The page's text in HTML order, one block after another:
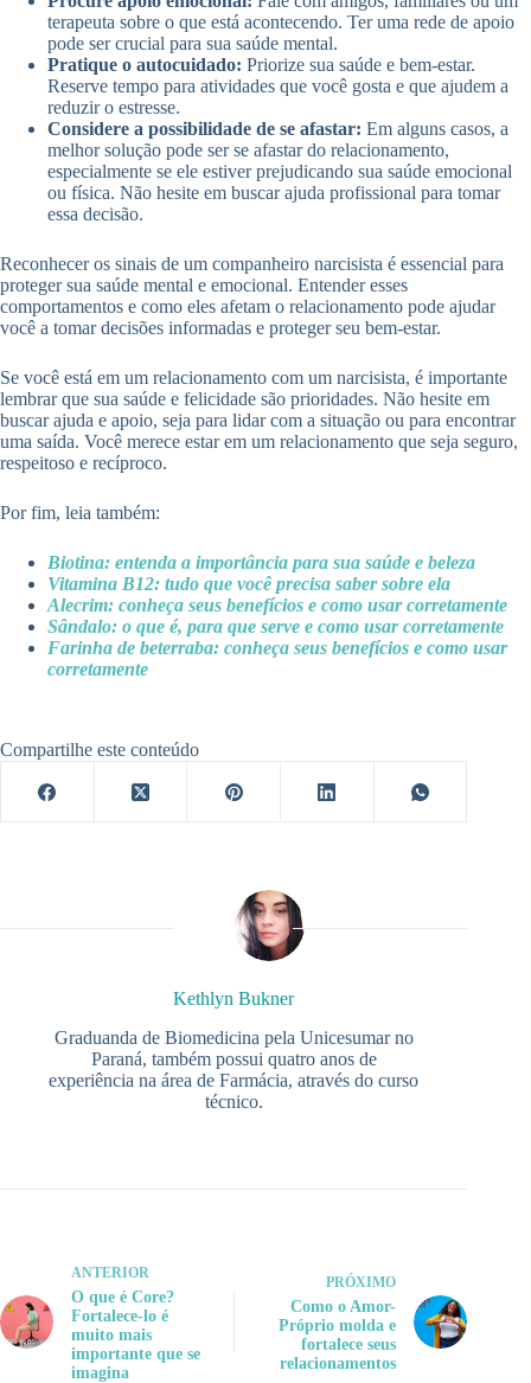
terapeuta sobre o que está acontecendo. Ter uma rede de apoio
pode ser crucial para sua saúde mental.
Pratique o autocuidado: Priorize sua saúde e bem-estar.
Reserve tempo para atividades que você gosta e que ajudem a
reduzir o estresse.
Considere a possibilidade de se afastar: Em alguns casos, a
melhor solução pode ser se afastar do relacionamento,
especialmente se ele estiver prejudicando sua saúde emocional
ou física. Não hesite em buscar ajuda profissional para tomar
essa decisão.
Reconhecer os sinais de um companheiro narcisista é essencial para
proteger sua saúde mental e emocional. Entender esses
comportamentos e como eles afetam o relacionamento pode ajudar
você a tomar decisões informadas e proteger seu bem-estar.
Se você está em um relacionamento com um narcisista, é importante
lembrar que sua saúde e felicidade são prioridades. Não hesite em
buscar ajuda e apoio, seja para lidar com a situação ou para encontrar
uma saída. Você merece estar em um relacionamento que seja seguro,
respeitoso e recíproco.
Por fim, leia também:
Biotina: entenda a importância para sua saúde e beleza
Vitamina B12: tudo que você precisa saber sobre ela
Alecrim: conheça seus benefícios e como usar corretamente
Sândalo: o que é, para que serve e como usar corretamente
Farinha de beterraba: conheça seus benefícios e como usar
corretamente
Compartilhe este conteúdo
Kethlyn Bukner
Graduanda de Biomedicina pela Unicesumar no
Paraná, também possui quatro anos de
experiência na área de Farmácia, através do curso
técnico.
ANTERIOR
O que é Core?
Fortalece-lo é
muito mais
importante que se
imagina
PRÓXIMO
Como o Amor-
Próprio molda e
fortalece seus
relacionamentos